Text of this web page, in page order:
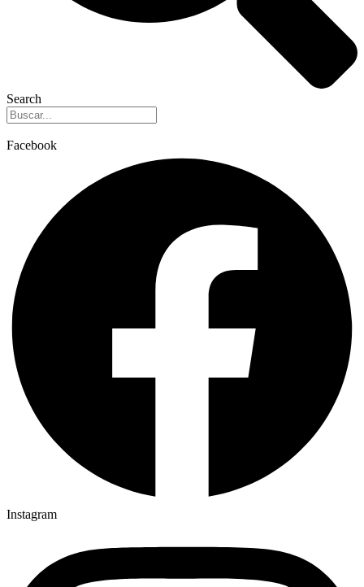
Search
Facebook
Instagram